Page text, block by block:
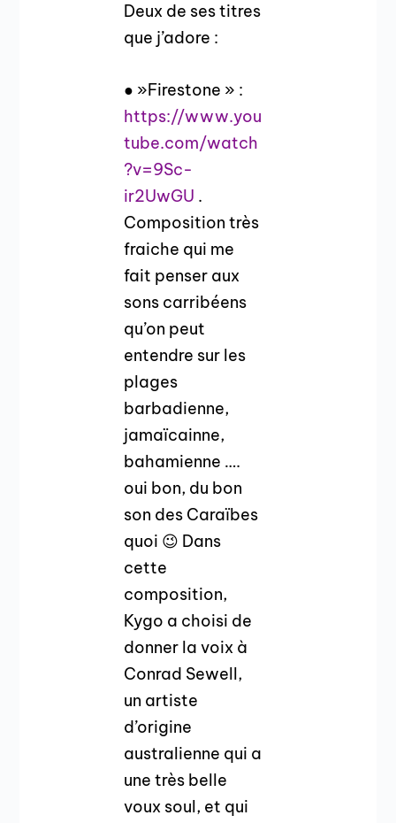
Deux de ses titres
que j’adore :
● »Firestone » :
https://www.you
tube.com/watch
?v=9Sc-
ir2UwGU .
Composition très
fraiche qui me
fait penser aux
sons carribéens
qu’on peut
entendre sur les
plages
barbadienne,
jamaïcainne,
bahamienne ….
oui bon, du bon
son des Caraïbes
quoi 😉 Dans
cette
composition,
Kygo a choisi de
donner la voix à
Conrad Sewell,
un artiste
d’origine
australienne qui a
une très belle
voux soul, et qui